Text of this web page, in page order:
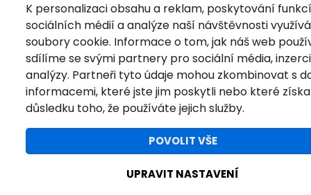
K personalizaci obsahu a reklam, poskytování funkcí
sociálních médií a analýze naší návštěvnosti
soubory cookie. Informace o tom, jak náš web
sdílíme se svými partnery pro sociální média,
analýzy. Partneři tyto údaje mohou zkombinovat s
informacemi, které jste jim poskytli nebo které
důsledku toho, že používáte jejich služby.
POVOLIT VŠE
UPRAVIT NASTAVENÍ